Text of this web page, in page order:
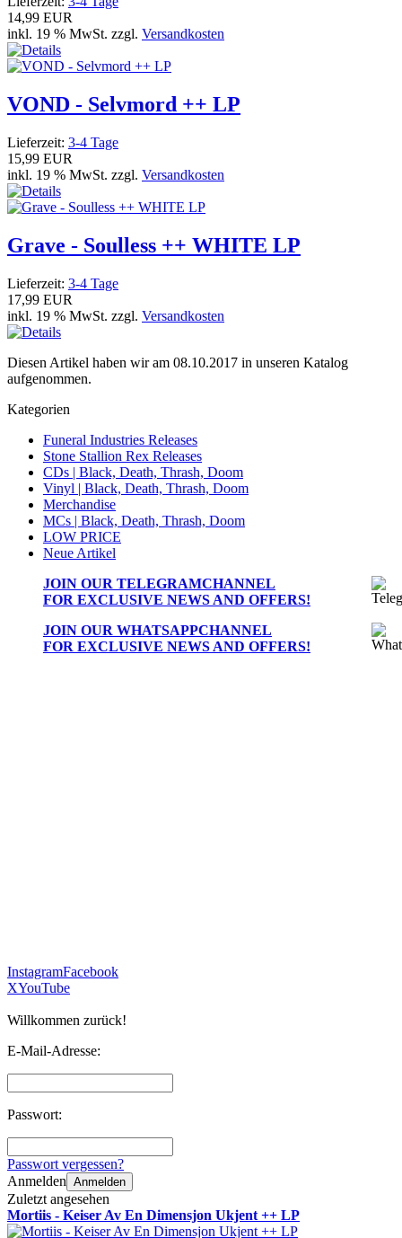
14,99 EUR
inkl. 19 % MwSt. zzgl. Versandkosten
VOND - Selvmord ++ LP
Lieferzeit: 3-4 Tage
15,99 EUR
inkl. 19 % MwSt. zzgl. Versandkosten
Grave - Soulless ++ WHITE LP
Lieferzeit: 3-4 Tage
17,99 EUR
inkl. 19 % MwSt. zzgl. Versandkosten
Diesen Artikel haben wir am 08.10.2017 in unseren Katalog
aufgenommen.
Kategorien
Funeral Industries Releases
Stone Stallion Rex Releases
CDs | Black, Death, Thrash, Doom
Vinyl | Black, Death, Thrash, Doom
Merchandise
MCs | Black, Death, Thrash, Doom
LOW PRICE
Neue Artikel
JOIN OUR TELEGRAMCHANNEL
FOR EXCLUSIVE NEWS AND OFFERS!
JOIN OUR WHATSAPPCHANNEL
FOR EXCLUSIVE NEWS AND OFFERS!
InstagramFacebook
XYouTube
Willkommen zurück!
E-Mail-Adresse:
Passwort:
Passwort vergessen?
Anmelden Anmelden
Zuletzt angesehen
Mortiis - Keiser Av En Dimensjon Ukjent ++ LP